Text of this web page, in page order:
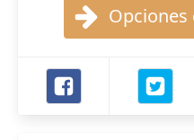
Opciones